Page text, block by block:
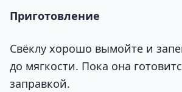
Приготовление
Свёклу хорошо вымойте и
до мягкости. Пока она
заправкой.